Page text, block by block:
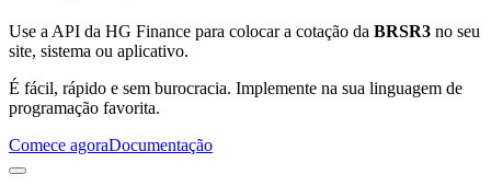
Use a API da HG Finance para colocar a cotação da BRSR3 no seu
site, sistema ou aplicativo.
É fácil, rápido e sem burocracia. Implemente na sua linguagem de
programação favorita.
Comece agoraDocumentação